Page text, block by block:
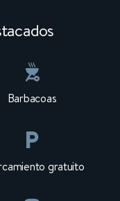
Barbacoas
gratuito